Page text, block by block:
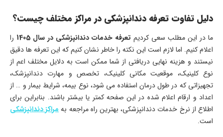
دلیل تفاوت تعرفه دندانپزشکی در مراکز مختلف چیست؟
ما در این مطلب سعی کردیم تعرفه خدمات دندانپزشکی در سال 1405
را
اعلام کنیم. اما لازم است این نکته را خاطر نشان کنیم که این تعرفه ها دقیق
نیستند و هزینه نهایی دریافتی از شما ممکن است به دلایل مختلف اعم از
نوع کلینیک، موقعیت مکانی کلینیک، تخصص و مهارت دندانپزشک،
تجهیزاتی که در طول درمان استفاده می شود، نوع بیمه، شرایط بیمار و … از
اعداد و ارقام اعلام شده در این صفحه کمتر یا بیشتر باشند. بنابراین برای
اطلاع از نرخ خدمات دندانپزشکی، بهترین راه مراجعه بهمراکز دندانپزشکی
است.